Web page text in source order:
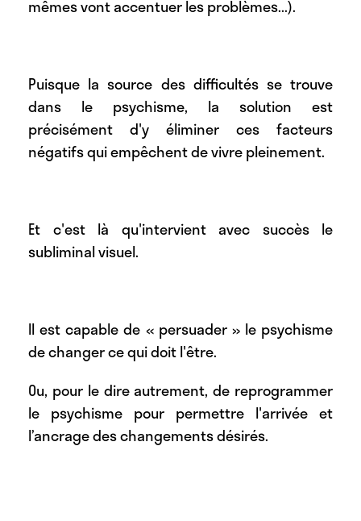
mêmes vont accentuer les problèmes...).
Puisque la source des difficultés se trouve
dans le psychisme, la solution est
précisément d'y éliminer ces facteurs
négatifs qui empêchent de vivre pleinement.
Et c'est là qu'intervient avec succès le
subliminal visuel.
Il est capable de « persuader » le psychisme
de changer ce qui doit l'être.
Ou, pour le dire autrement, de reprogrammer
le psychisme pour permettre l'arrivée et
l’ancrage des changements désirés.